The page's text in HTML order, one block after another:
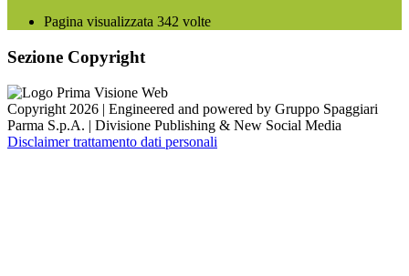
Pagina visualizzata 342 volte
Sezione Copyright
Copyright 2026 | Engineered and powered by Gruppo Spaggiari
Parma S.p.A. | Divisione Publishing & New Social Media
Disclaimer trattamento dati personali